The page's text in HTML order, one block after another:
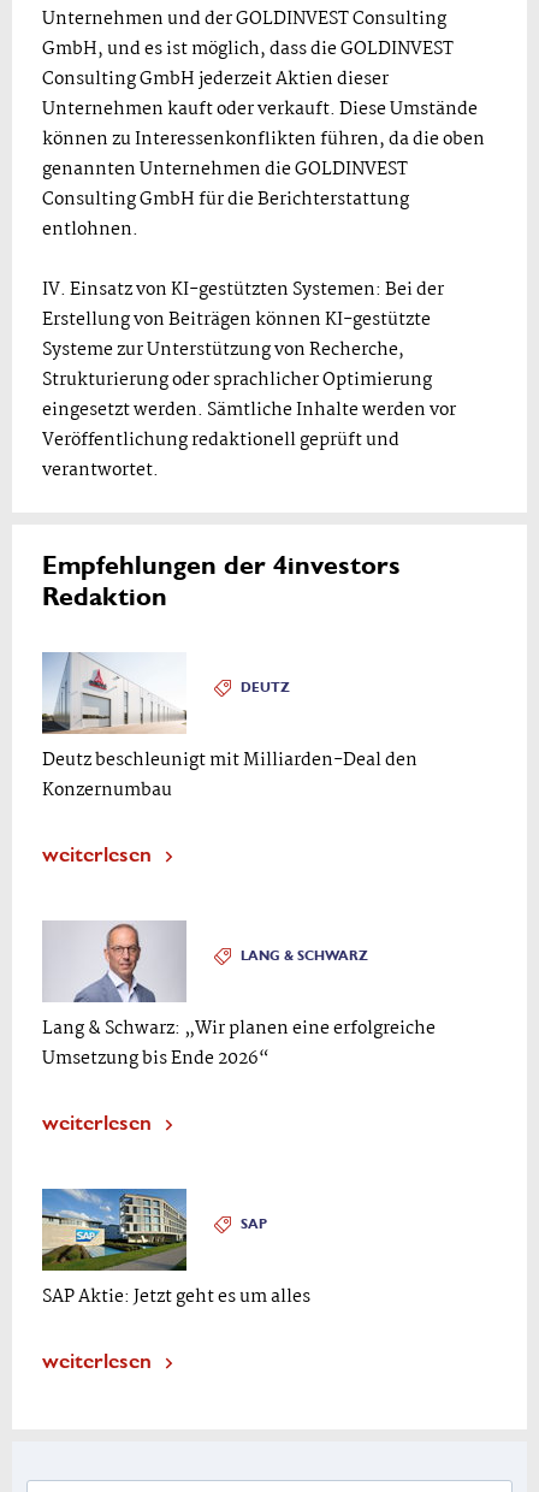
Unternehmen und der GOLDINVEST Consulting
GmbH, und es ist möglich, dass die GOLDINVEST
Consulting GmbH jederzeit Aktien dieser
Unternehmen kauft oder verkauft. Diese Umstände
können zu Interessenkonflikten führen, da die oben
genannten Unternehmen die GOLDINVEST
Consulting GmbH für die Berichterstattung
entlohnen.
IV. Einsatz von KI-gestützten Systemen: Bei der
Erstellung von Beiträgen können KI-gestützte
Systeme zur Unterstützung von Recherche,
Strukturierung oder sprachlicher Optimierung
eingesetzt werden. Sämtliche Inhalte werden vor
Veröffentlichung redaktionell geprüft und
verantwortet.
Empfehlungen der 4investors
Redaktion
DEUTZ
Deutz beschleunigt mit Milliarden-Deal den
Konzernumbau
weiterlesen
LANG & SCHWARZ
Lang & Schwarz: „Wir planen eine erfolgreiche
Umsetzung bis Ende 2026“
weiterlesen
SAP
SAP Aktie: Jetzt geht es um alles
weiterlesen